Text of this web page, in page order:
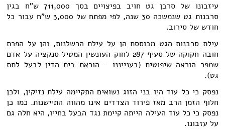
עיזבונו של סרבן גט חויב בפיצויים בסך 711,000 ש"ח בגין
סרבנות גט שנמשכה 30 שנה, לפי מפתח של 3,000 ש"ח עבור כל
חודש של סירוב.
עילת סרבנות הגט מבוססת הן על עילת הרשלנות, והן על הפרת
חובה חקוקה של סעיף 287 לחוק העונשין המטיל סנקציה על אדם
שמפר הוראה שיפוטית (בענייננו - הוראת בית הדין לבעל לתת
גט).
נפסק כי כל עוד היו בני הזוג נשואים התקיימה עילת נזיקין, ולכן
חלוף הזמן הרב מאז פירוד הצדדים אינו מהווה התיישנות. כמו כן
נפסק כי כל עוד העילה הייתה קיימת נגד הבעל בחייו, היא חלה גם
על עזבונו.